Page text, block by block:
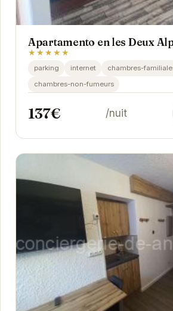
Apartamento en les Deux
★★★★★
parking internet chambres-
chambres-non-fumeurs
137€ /nuit